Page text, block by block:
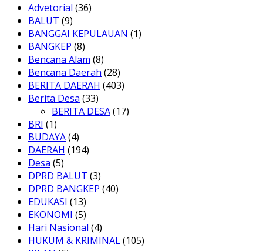
Advetorial (36)
BALUT (9)
BANGGAI KEPULAUAN (1)
BANGKEP (8)
Bencana Alam (8)
Bencana Daerah (28)
BERITA DAERAH (403)
Berita Desa (33)
BERITA DESA(17)
BRI (1)
BUDAYA(4)
DAERAH (194)
Desa (5)
DPRD BALUT (3)
DPRD BANGKEP (40)
EDUKASI (13)
EKONOMI (5)
Hari Nasional (4)
HUKUM & KRIMINAL(105)